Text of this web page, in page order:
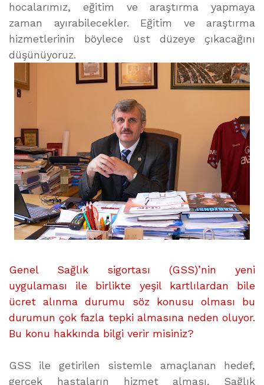
hocalarımız, eğitim ve araştırma yapmaya
zaman ayırabilecekler. Eğitim ve araştırma
hizmetlerinin böylece üst düzeye çıkacağını
düşünüyoruz.
Genel Sağlık sigortası (GSS)’nin yeni
uygulaması ile birlikte yeşil kartlılardan bile
ücret alınma durumu söz konusu olması bu
durumun çok fazla tepki almasına neden oluyor.
Bu konu hakkında bilgi verir misiniz?
GSS ile getirilen sistemle amaçlanan hedef,
gerçek hastaların hizmet alması. Sağlık